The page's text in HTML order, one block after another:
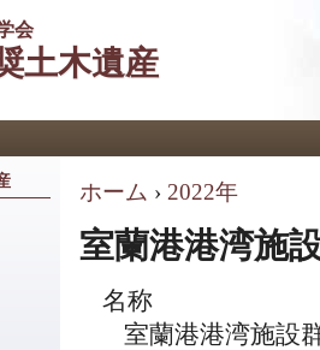
動
会
土木遺産
現在地
ホーム › 2022年
室蘭港港湾施
名称
室蘭港港湾施設